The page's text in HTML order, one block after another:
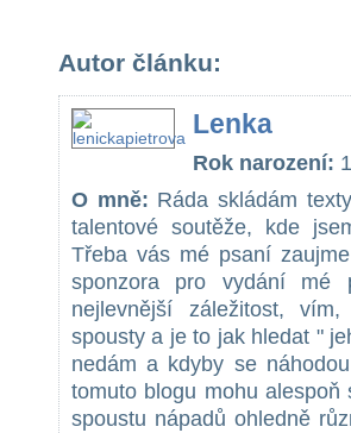
Autor článku:
Lenka
Rok narození:
O mně: Ráda skládám
talentové soutěže, kde
Třeba vás mé psaní
sponzora pro vydání
nejlevnější záležitost,
spousty a je to jak hledat "
nedám a kdyby se
tomuto blogu mohu
spoustu nápadů ohledně